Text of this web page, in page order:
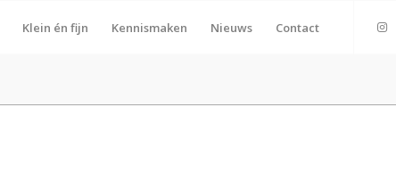
Klein én fijn Kennismaken Nieuws Contact